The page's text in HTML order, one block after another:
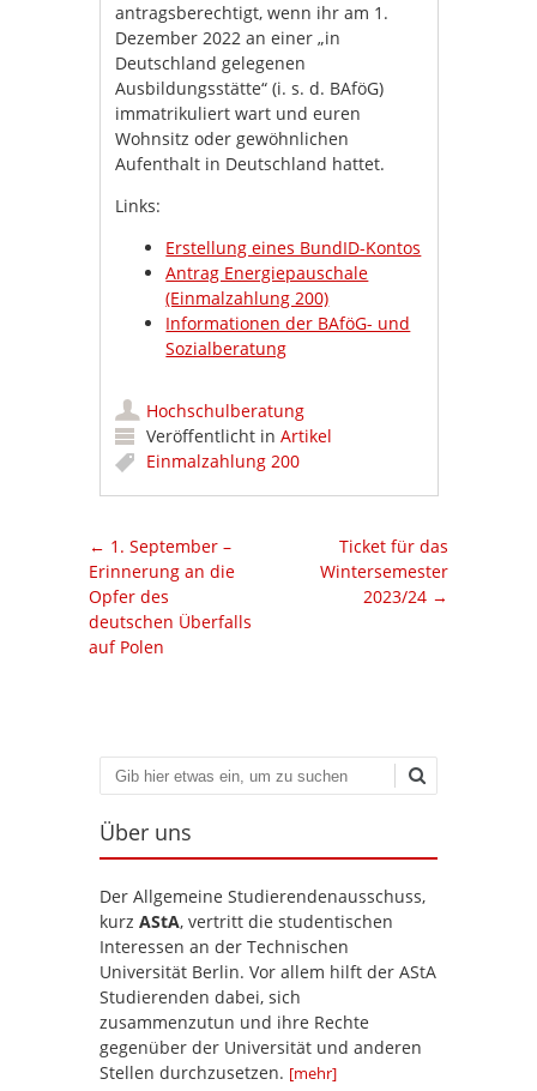
antragsberechtigt, wenn ihr am 1.
Dezember 2022 an einer „in
Deutschland gelegenen
Ausbildungsstätte“ (i. s. d. BAföG)
immatrikuliert wart und euren
Wohnsitz oder gewöhnlichen
Aufenthalt in Deutschland hattet.
Links:
Erstellung eines BundID-Kontos
Antrag Energiepauschale
(Einmalzahlung 200)
Informationen der BAföG- und
Sozialberatung
Hochschulberatung
Veröffentlicht inArtikel
Einmalzahlung 200
Artikel-Navigation
← 1. September –
Erinnerung an die
Opfer des
deutschen Überfalls
auf Polen
Ticket für das
Wintersemester
2023/24 →
Suchen
Über uns
Der Allgemeine Studierendenausschuss,
kurz AStA, vertritt die studentischen
Interessen an der Technischen
Universität Berlin. Vor allem hilft der AStA
Studierenden dabei, sich
zusammenzutun und ihre Rechte
gegenüber der Universität und anderen
Stellen durchzusetzen. [mehr]